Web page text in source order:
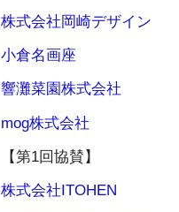
株式会社岡崎デザイン
小倉名画座
響灘菜園株式会社
mog株式会社
【第1回協賛】
株式会社ITOHEN